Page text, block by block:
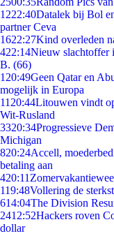
1222:40Datalek bij Bol
partner Ceva
1622:27Kind overleden
422:14Nieuw slachtoffer
B. (66)
1 20:49Geen Qatar en
mogelijk in Europa
11 20:44Litouwen vindt
Wit-Rusland
3320:34Progressieve
Michigan
820:24Accell,
betaling aan
420:11
119:48Vollering de
614:04The Division
2412:52Hackers roven
dollar